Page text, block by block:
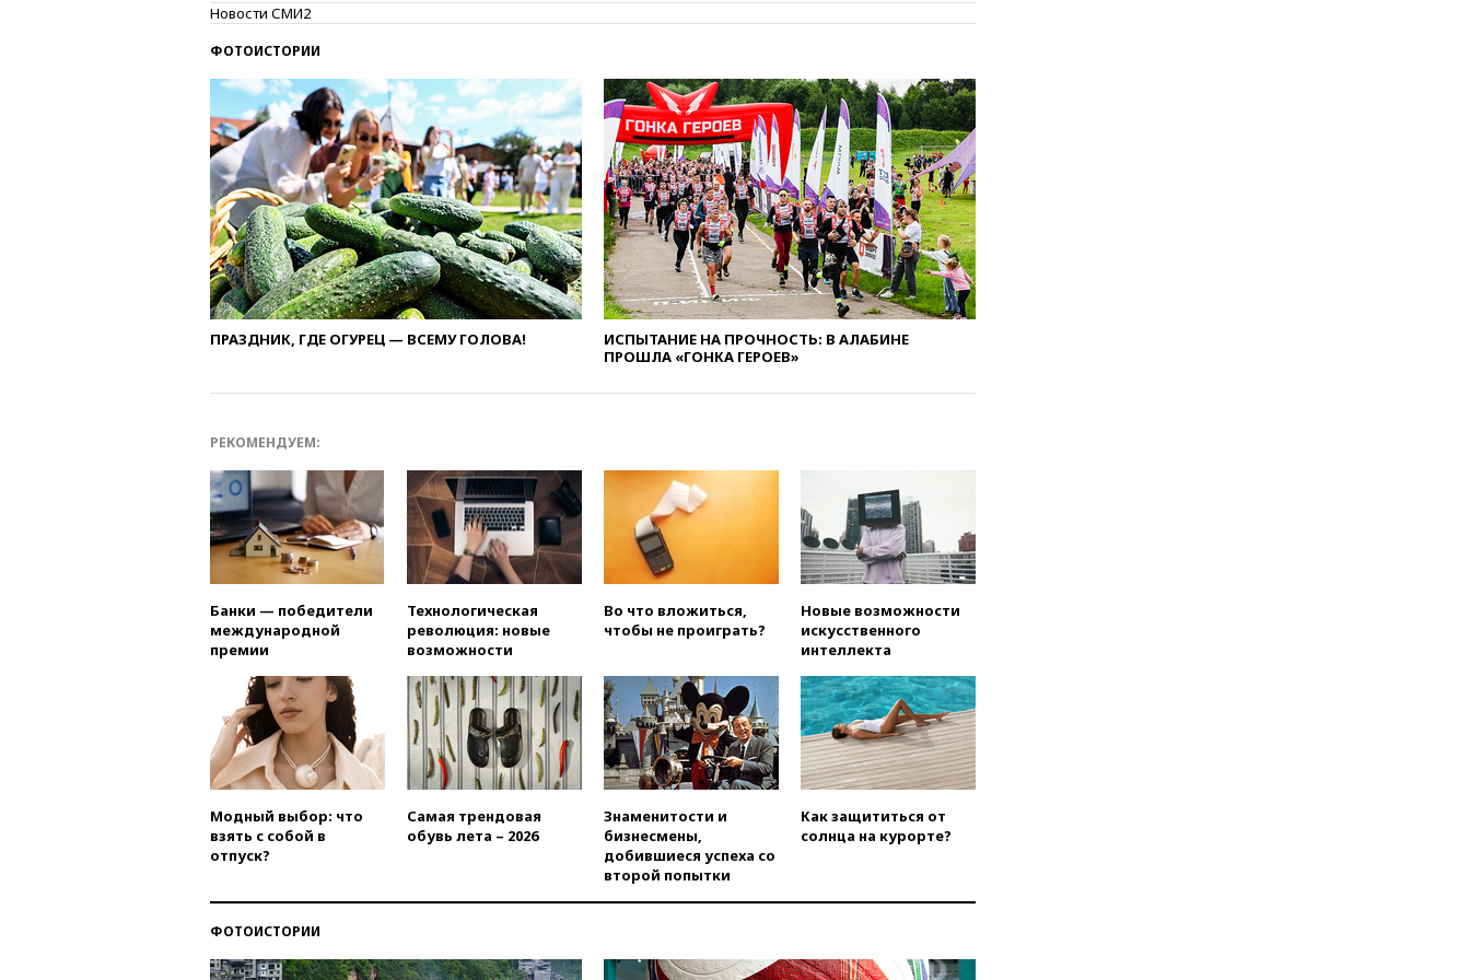
подростки, планировавшие
отсутствие ракет для Patriot у
Украины приведет к
поражению Киева
09:54 МВД Германии:
инцидент с дроном в
аэропорту Лейпцига —
«сценарий гибридной атаки»
09:32В Тверской области
обломки дрона повредили
фасад логокомплекса
Wildberries
09:18В Ярославской области
массированная атака БПЛА
08:54
В Таиланде сегодня
прощаются с молодыми
россиянами, жестоко убитыми
в Паттайе
самолета в Приангарье
отделались ссадинами и
ушибами
07:40
Таджикистан и
SpaceX/Starlink расширяют
сотрудничество в сфере
технологий
07:00
Силы ПВО сбили шесть
06:25
Золото подорожало до
06:01МИД РФ: Казахстан
Новости СМИ2
ФОТОИСТОРИИ
ПРАЗДНИК, ГДЕ ОГУРЕЦ — ВСЕМУ ГОЛОВА!
ИСПЫТАНИЕ НА ПРОЧНОСТЬ: В АЛАБИНЕ
ПРОШЛА «ГОНКА ГЕРОЕВ»
РЕКОМЕНДУЕМ:
Банки — победители
международной
премии
Технологическая
революция: новые
возможности
Во что вложиться,
чтобы не проиграть?
Новые возможности
искусственного
интеллекта
Модный выбор: что
взять с собой в
отпуск?
Самая трендовая
обувь лета – 2026
Знаменитости и
бизнесмены,
добившиеся успеха со
второй попытки
Как защититься от
солнца на курорте?
ФОТОИСТОРИИ